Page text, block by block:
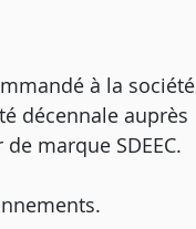
à la société
décennale auprès
marque SDEEC.